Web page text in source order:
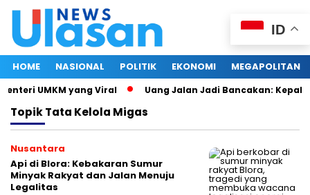
HOME NASIONAL POLITIK EKONOMI MEGAPOLITAN
UMKM yang Viral Uang Jalan Jadi Bancakan: Kepala
TopikTata Kelola Migas
Nusantara
Api di Blora: Kebakaran Sumur
Minyak Rakyat dan Jalan Menuju
Legalitas
ID